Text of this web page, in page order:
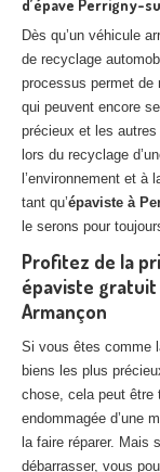
d’épave Perrigny-
Dès qu’un véhicule
de recyclage
processus permet de
qui peuvent encore
précieux et les
lors du recyclage
l’environnement et à
tant qu’épaviste à
le serons pour
Profitez de la
épaviste gratuit
Armançon
Si vous êtes comme
biens les plus
chose, cela peut être
endommagée d’une
la faire réparer. Mais
débarrasser, vous